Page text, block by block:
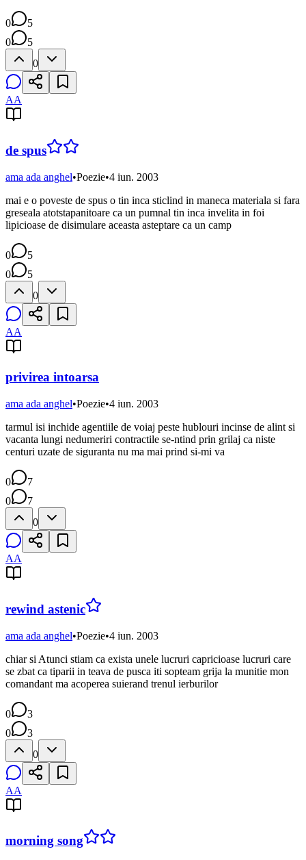
0
5
0
5
0
AA
de spus
ama ada anghel•Poezie•4 iun. 2003
mai e o poveste de spus o tin inca sticlind in maneca materiala si fara
greseala atotstapanitoare ca un pumnal tin inca invelita in foi
lipicioase de disimulare aceasta asteptare ca un camp
0
5
0
5
0
AA
privirea intoarsa
ama ada anghel•Poezie•4 iun. 2003
tarmul isi inchide agentiile de voiaj peste hublouri incinse de alint si
vacanta lungi nedumeriri contractile se-ntind prin grilaj ca niste
centuri uzate de siguranta nu ma mai prind si-mi va
0
7
0
7
0
AA
rewind astenic
ama ada anghel•Poezie•4 iun. 2003
chiar si Atunci stiam ca exista unele lucruri capricioase lucruri care
se zbat ca tiparii in teava de pusca iti sopteam grija la munitie mon
comandant ma acoperea suierand trenul ierburilor
0
3
0
3
0
AA
morning song